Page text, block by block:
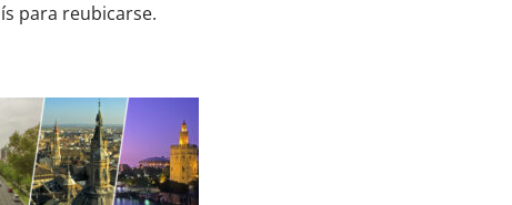
para reubicarse.